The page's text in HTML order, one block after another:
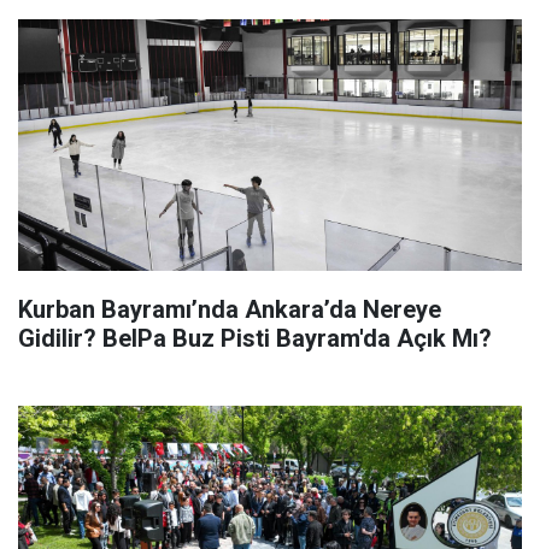
Kurban Bayramı’nda Ankara’da Nereye
Gidilir? BelPa Buz Pisti Bayram'da Açık Mı?